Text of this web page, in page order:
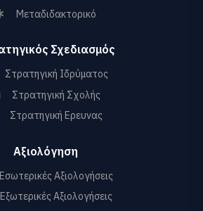
Μεταδιδακτορικό
Σχεδιασμός
Στρατηγική Ιδρύματος
Στρατηγική Σχολής
Στρατηγική Ερευνας
Αξιολόγηση
Εσωτερικές Αξιολογήσεις
Εξωτερικές Αξιολογήσεις